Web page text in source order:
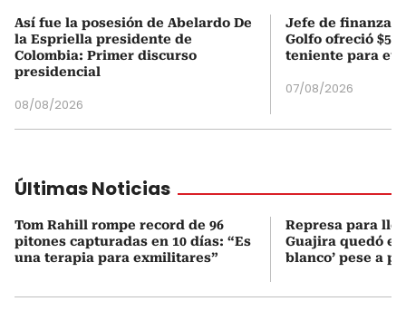
Así fue la posesión de Abelardo De
la Espriella presidente de
Colombia: Primer discurso
presidencial
08/08/2026
Jefe de finanzas
Golfo ofreció
teniente para
07/08/2026
Últimas Noticias
Tom Rahill rompe record de 96
pitones capturadas en 10 días: “Es
una terapia para exmilitares”
Represa para
Guajira quedó en
blanco’ pese a